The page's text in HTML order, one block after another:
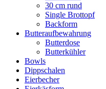
30 cm rund
Single Brottopf
Backform
Butteraufbewahrung
Butterdose
Butterkühler
Bowls
Dippschalen
Eierbecher